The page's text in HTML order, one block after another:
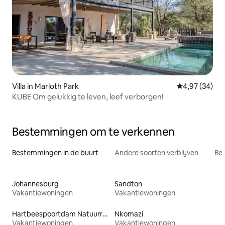
Villa in Marloth Park Gemiddelde
4,97 (34)
KUBE Om gelukkig te leven, leef verborgen!
Bestemmingen om te verkennen
Bestemmingen in de buurt Andere soorten verblijven
Johannesburg
Vakantiewoningen
Sandton
Vakantiewoningen
Hartbeespoortdam Natuurreservaat
Vakantiewoningen
Nkomazi
Vakantiewoningen